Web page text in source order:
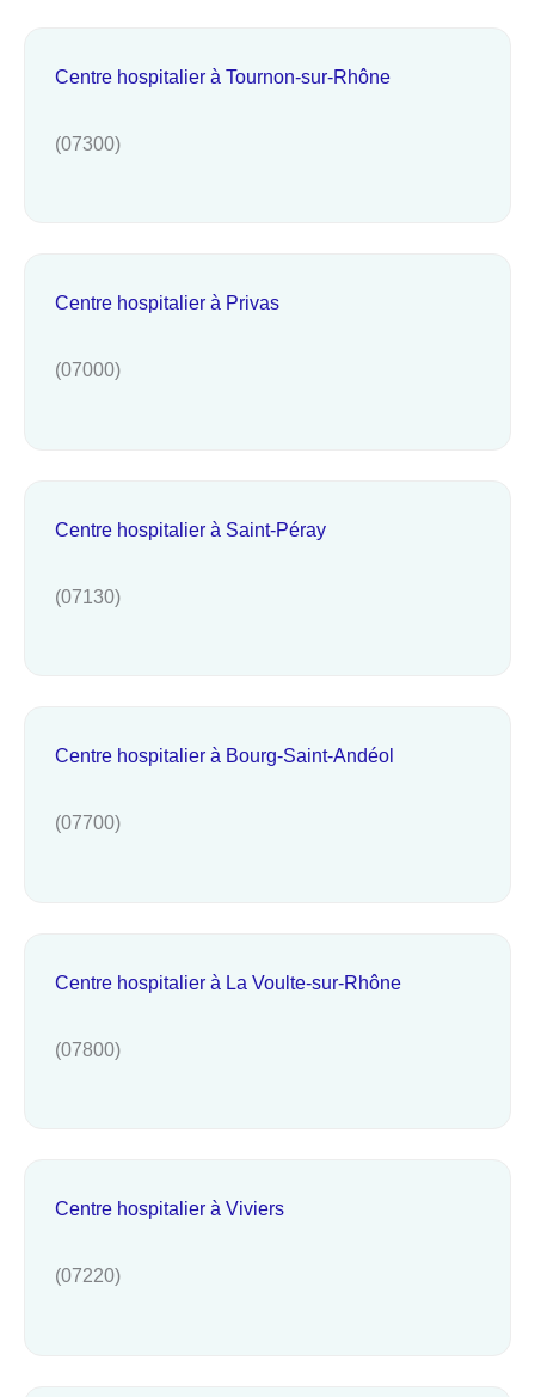
Centre hospitalier à Tournon-sur-Rhône
(07300)
Centre hospitalier à Privas
(07000)
Centre hospitalier à Saint-Péray
(07130)
Centre hospitalier à Bourg-Saint-Andéol
(07700)
Centre hospitalier à La Voulte-sur-Rhône
(07800)
Centre hospitalier à Viviers
(07220)